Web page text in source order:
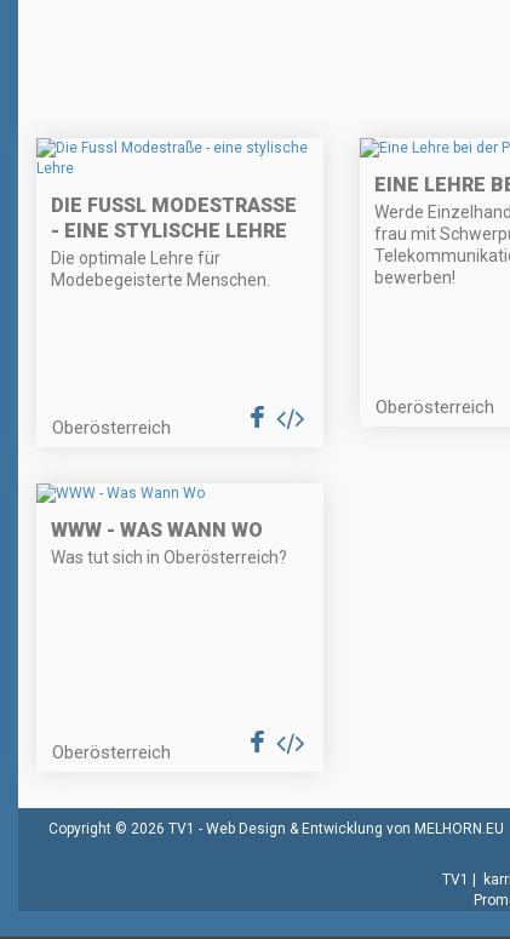
DIE FUSSL MODESTRASSE -
EINE STYLISCHE LEHRE
Die optimale Lehre für
Modebegeisterte Menschen.
Oberösterreich
EINE LEHRE
Werde
frau mit
bewerben!
Oberösterreich
WWW - WAS WANN WO
Was tut sich in Oberösterreich?
Oberösterreich
Copyright © 2026 TV1 - Web Design & Entwicklung von MELHORN.EU
TV1